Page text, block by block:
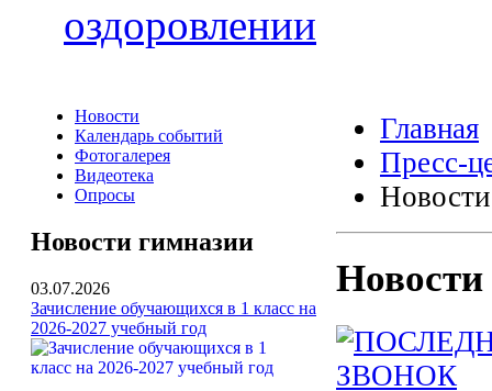
оздоровлении
Новости
Календарь событий
Фотогалерея
Видеотека
Опросы
Новости гимназии
03.07.2026
Зачисление обучающихся в 1 класс на
2026-2027 учебный год
Главная
Пресс-
Новости